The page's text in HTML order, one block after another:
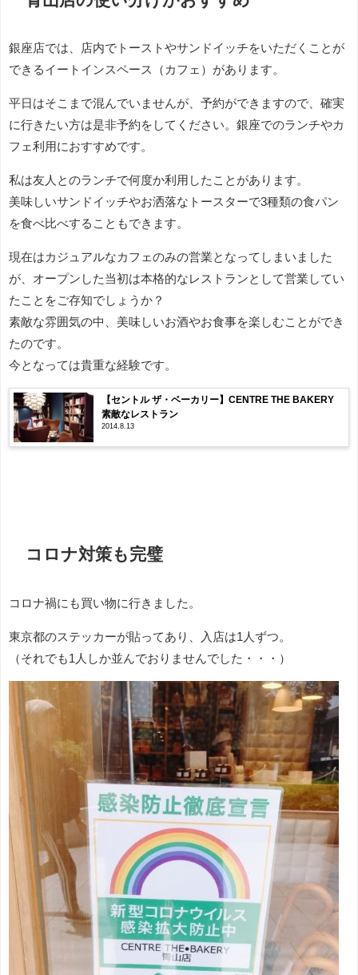
銀座店では、店内でトーストやサンドイッチをいただくことが
できるイートインスペース（カフェ）があります。
平日はそこまで混んでいませんが、予約ができますので、確実
に行きたい方は是非予約をしてください。銀座でのランチやカ
フェ利用におすすめです。
私は友人とのランチで何度か利用したことがあります。
美味しいサンドイッチやお洒落なトースターで3種類の食パン
を食べ比べすることもできます。
現在はカジュアルなカフェのみの営業となってしまいました
が、オープンした当初は本格的なレストランとして営業してい
たことをご存知でしょうか？
素敵な雰囲気の中、美味しいお酒やお食事を楽しむことができ
たのです。
今となっては貴重な経験です。
【セントル ザ・ベーカリー】CENTRE THE BAKERY
素敵なレストラン
2014.8.13
コロナ対策も完璧
コロナ禍にも買い物に行きました。
東京都のステッカーが貼ってあり、入店は1人ずつ。
（それでも1人しか並んでおりませんでした・・・）